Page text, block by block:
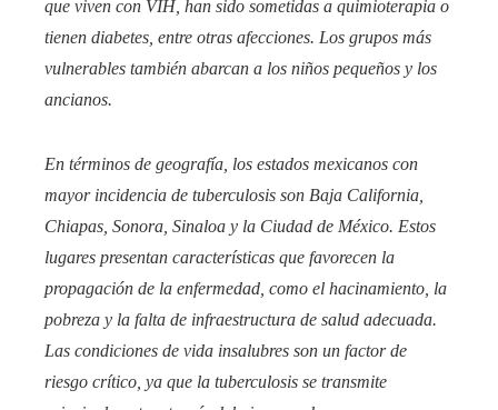
que viven con VIH, han sido sometidas a quimioterapia o
tienen diabetes, entre otras afecciones. Los grupos más
vulnerables también abarcan a los niños pequeños y los
ancianos.
En términos de geografía, los estados mexicanos con
mayor incidencia de tuberculosis son Baja California,
Chiapas, Sonora, Sinaloa y la Ciudad de México. Estos
lugares presentan características que favorecen la
propagación de la enfermedad, como el hacinamiento, la
pobreza y la falta de infraestructura de salud adecuada.
Las condiciones de vida insalubres son un factor de
riesgo crítico, ya que la tuberculosis se transmite